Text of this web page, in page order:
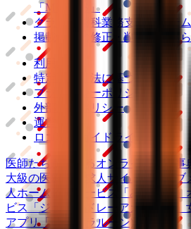
「MEDIXS」
クラウド歯科業務支援システム
掲載情報の修正・削除はこちら
利用規約
特定商取引法に基づく表記
プライバシーポリシー
外部送信ポリシー
運営会社
ロゴ利用ガイドライン
医師たちがつくるオンライン医療事典
大級の医療介護求人サイト 「ジョブ
人ホーム紹介サービス
「みんかい」
ビス
「ジョブメドレー アカデミー」
アプリ「Lalune(ラルーン)」